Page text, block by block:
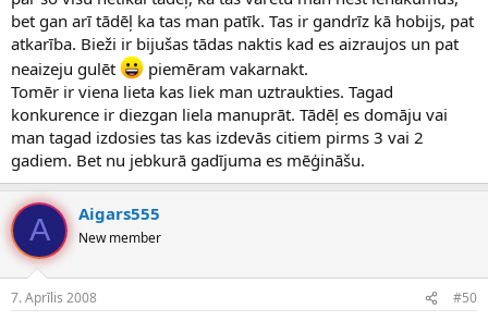
bet gan arī tādēļ ka tas man patīk. Tas ir gandrīz kā hobijs, pat
atkarība. Bieži ir bijušas tādas naktis kad es aizraujos un pat
neaizeju gulēt
piemēram vakarnakt.
Tomēr ir viena lieta kas liek man uztraukties. Tagad
konkurence ir diezgan liela manuprāt. Tādēļ es domāju vai
man tagad izdosies tas kas izdevās citiem pirms 3 vai 2
gadiem. Bet nu jebkurā gadījuma es mēģināšu.
A Aigars555
New member
7. Aprīlis 2008 #50